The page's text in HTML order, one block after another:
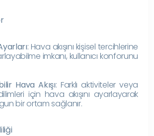
: Hava akışını kişisel tercihlerine
imkanı, kullanıcı konforunu
Hava Akışı: Farklı aktiviteler veya
için hava akışını ayarlayarak
bir ortam sağlanır.